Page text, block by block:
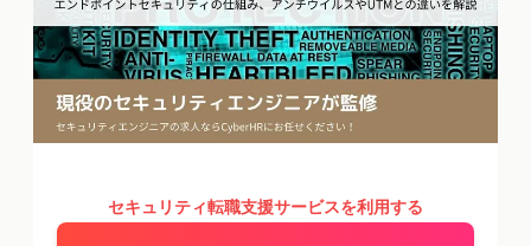
セキュリティ転職支援サービスを利用する